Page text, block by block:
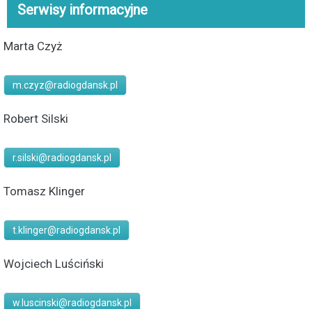
Serwisy informacyjne
Marta Czyż
m.czyz@radiogdansk.pl
Robert Silski
r.silski@radiogdansk.pl
Tomasz Klinger
t.klinger@radiogdansk.pl
Wojciech Luściński
w.luscinski@radiogdansk.pl